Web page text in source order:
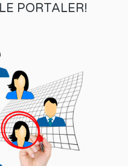
PORTALER!